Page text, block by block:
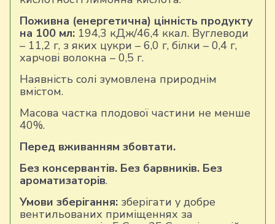
Поживна (енергетична) цінність продукту
на 100 мл: 194,3 кДж/46,4 ккал. Вуглеводи
– 11,2 г, з яких цукри – 6,0 г, білки – 0,4 г,
харчові волокна – 0,5 г.
Наявність солі зумовлена природнім
вмістом.
Масова частка плодової частини не менше
40%.
Перед вживанням збовтати.
Без консервантів. Без барвників. Без
ароматизаторів.
Умови зберігання: зберігати у добре
вентильованих приміщеннях за